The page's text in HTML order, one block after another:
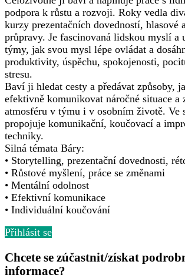
podpora k růstu a rozvoji. Roky vedla
kurzy prezentačních dovedností, hlasové
průpravy. Je fascinovaná lidskou myslí a
týmy, jak svou mysl lépe ovládat a
produktivity, úspěchu, spokojenosti,
stresu.
Baví ji hledat cesty a předávat způsoby,
efektivně komunikovat náročné situace a
atmosféru v týmu i v osobním životě. Ve
propojuje komunikační, koučovací a
techniky.
Silná témata Báry:
• Storytelling, prezentační dovednosti,
• Růstové myšlení, práce se změnami
• Mentální odolnost
• Efektivní komunikace
• Individuální koučování
Přihlásit se
Chcete se zúčastnit/získat
informace?